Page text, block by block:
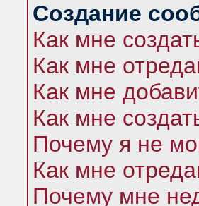
Создание
Как мне
Как мне
Как мне
Как мне
Почему я не
Как мне
Почему мне